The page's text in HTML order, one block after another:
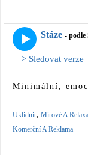
Stáze - podle
> Sledovat verze
Minimální,
Uklidnit, Mírové A
Komerční A Reklama